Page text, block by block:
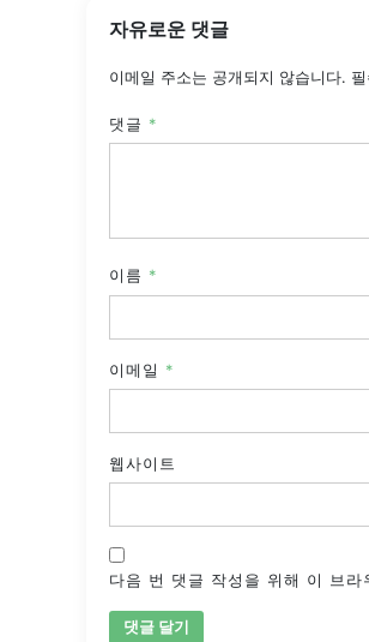
자유로운 댓글
이메일 주소는 공개되지 않습니다.
댓글 *
이름 *
이메일 *
웹사이트
다음 번 댓글 작성을 위해 이 브